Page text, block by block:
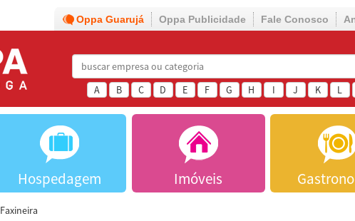
Oppa Guarujá Oppa Publicidade Fale Conosco
A B C D E F G H I J K L
Hospedagem Imóveis
Faxineira